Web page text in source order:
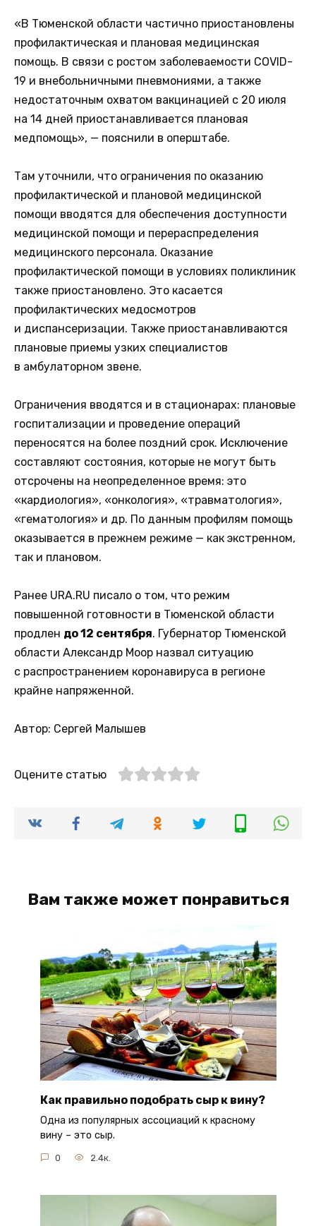
«В Тюменской области частично приостановлены
профилактическая и плановая медицинская
помощь. В связи с ростом заболеваемости COVID-
19 и внебольничными пневмониями, а также
недостаточным охватом вакцинацией с 20 июля
на 14 дней приостанавливается плановая
медпомощь», — пояснили в оперштабе.
Там уточнили, что ограничения по оказанию
профилактической и плановой медицинской
помощи вводятся для обеспечения доступности
медицинской помощи и перераспределения
медицинского персонала. Оказание
профилактической помощи в условиях поликлиник
также приостановлено. Это касается
профилактических медосмотров
и диспансеризации. Также приостанавливаются
плановые приемы узких специалистов
в амбулаторном звене.
Ограничения вводятся и в стационарах: плановые
госпитализации и проведение операций
переносятся на более поздний срок. Исключение
составляют состояния, которые не могут быть
отсрочены на неопределенное время: это
«кардиология», «онкология», «травматология»,
«гематология» и др. По данным профилям помощь
оказывается в прежнем режиме — как экстренном,
так и плановом.
Ранее URA.RU писало о том, что режим
повышенной готовности в Тюменской области
продлен до 12 сентября. Губернатор Тюменской
области Александр Моор назвал ситуацию
с распространением коронавируса в регионе
крайне напряженной.
Автор: Сергей Малышев
Оцените статью
Вам также может понравиться
Как правильно подобрать сыр к вину?
Одна из популярных ассоциаций к красному
вину – это сыр.
0 2.4к.